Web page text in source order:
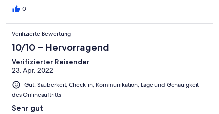
0
Verifizierte Bewertung
10/10 – Hervorragend
Verifizierter Reisender
23. Apr. 2022
Gut: Sauberkeit, Check-in, Kommunikation, Lage und Genauigkeit
des Onlineauftritts
Sehr gut